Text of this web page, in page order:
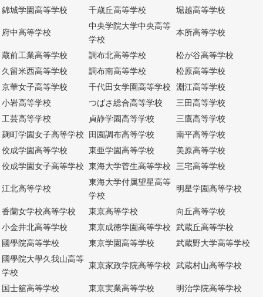
錦城学園高等学校
千歳丘高等学校 堀越高等学校
府中高等学校
中央学院大学中央高等
学校
本所高等学校
蔵前工業高等学校 調布北高等学校
松が谷高等学校
久留米西高等学校
調布南高等学校
松原高等学校
京華女子高等学校
千代田女学園高等学校
淵江高等学校
小岩高等学校
つばさ総合高等学校
三田高等学校
工芸高等学校
貞静学園高等学校
三鷹高等学校
麹町学園女子高等学校
田園調布高等学校
南平高等学校
佼成学園高等学校
東亜学園高等学校
美原高等学校
佼成学園女子高等学校 東海大学菅生高等学校 三宅高等学校
江北高等学校
東海大学付属望星高等
学校
明星学園高等学校
香蘭女学校高等学校 東京高等学校
向丘高等学校
小金井北高等学校
東京成徳学園高等学校
武蔵丘高等学校
國學院高等学校
東京学園高等学校
武蔵野大学高等学校
國學院大學久我山高等
学校
東京家政学院高等学校 武蔵村山高等学校
国士舘高等学校 東京実業高等学校 明治学院高等学校